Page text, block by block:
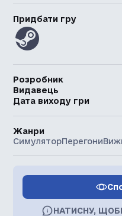
Придбати гру
Розробник
Видавець
Дата виходу гри
Жанри
СимуляторПерегони
НАТИСНУ,